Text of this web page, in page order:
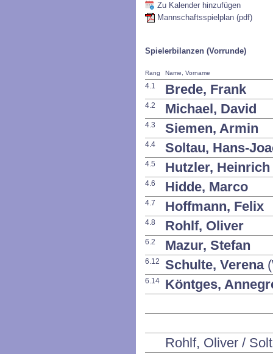
Zu Kalender hinzufügen
Mannschaftsspielplan (pdf)
Spielerbilanzen (Vorrunde)
Rang Name, Vorname
4.1 Brede, Frank
4.2 Michael, David
4.3 Siemen, Armin
4.4 Soltau, Hans-
4.5 Hutzler, Heinrich
4.6 Hidde, Marco
4.7 Hoffmann, Felix
4.8 Rohlf, Oliver
6.2 Mazur, Stefan
6.12 Schulte, Verena
6.14 Köntges,
Rohlf, Oliver /